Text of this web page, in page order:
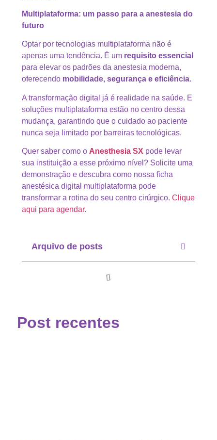
Multiplataforma: um passo para a anestesia do
futuro
Optar por tecnologias multiplataforma não é
apenas uma tendência. É um requisito essencial
para elevar os padrões da anestesia moderna,
oferecendo mobilidade, segurança e eficiência.
A transformação digital já é realidade na saúde. E
soluções multiplataforma estão no centro dessa
mudança, garantindo que o cuidado ao paciente
nunca seja limitado por barreiras tecnológicas.
Quer saber como o Anesthesia SX pode levar
sua instituição a esse próximo nível? Solicite uma
demonstração e descubra como nossa ficha
anestésica digital multiplataforma pode
transformar a rotina do seu centro cirúrgico. Clique
aqui para agendar.
Arquivo de posts
Post recentes